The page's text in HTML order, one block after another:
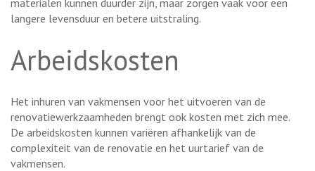
langere levensduur en betere uitstraling.
Arbeidskosten
Het inhuren van vakmensen voor het uitvoeren van de
renovatiewerkzaamheden brengt ook kosten met zich mee.
De arbeidskosten kunnen variëren afhankelijk van de
complexiteit van de renovatie en het uurtarief van de
vakmensen.